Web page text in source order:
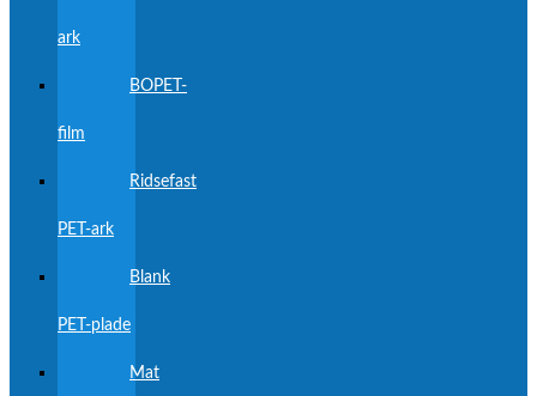
ark
BOPET-
film
Ridsefast
PET-ark
Blank
PET-plade
Mat